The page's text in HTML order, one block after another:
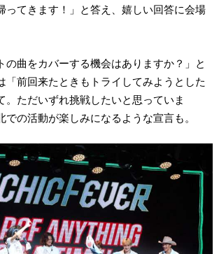
ってきます！」と答え、嬉しい回答に会場
の曲をカバーする機会はありますか？」と
「前回来たときもトライしてみようとした
。ただいずれ挑戦したいと思っていま
での活動が楽しみになるような宣言も。